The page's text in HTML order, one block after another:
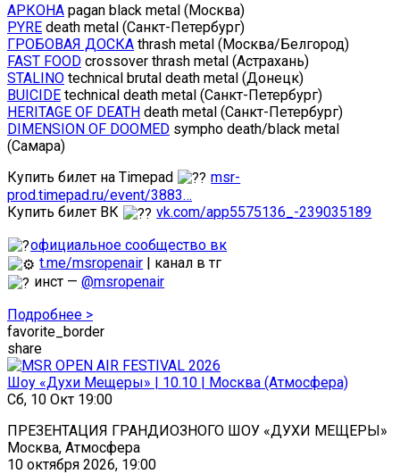
АРКОНА pagan black metal (Москва)
PYRE death metal (Санкт-Петербург)
ГРОБОВАЯ ДОСКА thrash metal (Москва/Белгород)
FAST FOOD crossover thrash metal (Астрахань)
STALINO technical brutal death metal (Донецк)
BUICIDE technical death metal (Санкт-Петербург)
HERITAGE OF DEATH death metal (Санкт-Петербург)
DIMENSION OF DOOMED sympho death/black metal
(Самара)
Купить билет на Timepad
msr-
prod.timepad.ru/event/3883…
Купить билет ВК
vk.com/app5575136_-239035189
официальное сообщество вк
t.me/msropenair | канал в тг
инст —@msropenair
Подробнее >
favorite_border
share
Шоу «Духи Мещеры» | 10.10 | Москва (Атмосфера)
Сб, 10 Окт 19:00
ПРЕЗЕНТАЦИЯ ГРАНДИОЗНОГО ШОУ «ДУХИ МЕЩЕРЫ»
Москва, Атмосфера
10 октября 2026, 19:00